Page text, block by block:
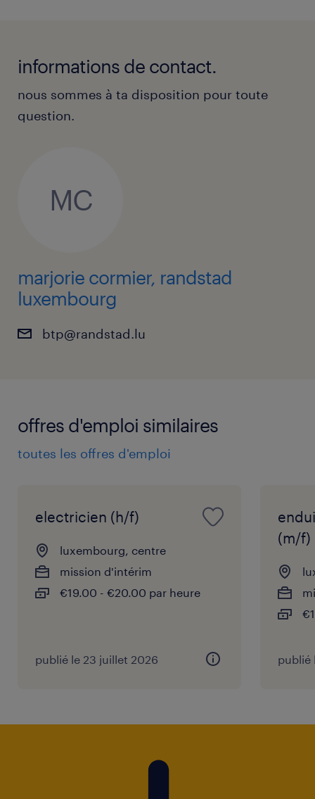
informations de contact.
nous sommes à ta disposition pour toute
question.
MC
marjorie cormier, randstad
luxembourg
btp@randstad.lu
offres d'emploi similaires
toutes les offres d'emploi
electricien (h/f)
luxembourg, centre
mission d'intérim
€19.00 - €20.00 par heure
publié le 23 juillet 2026
(m/f)
publié